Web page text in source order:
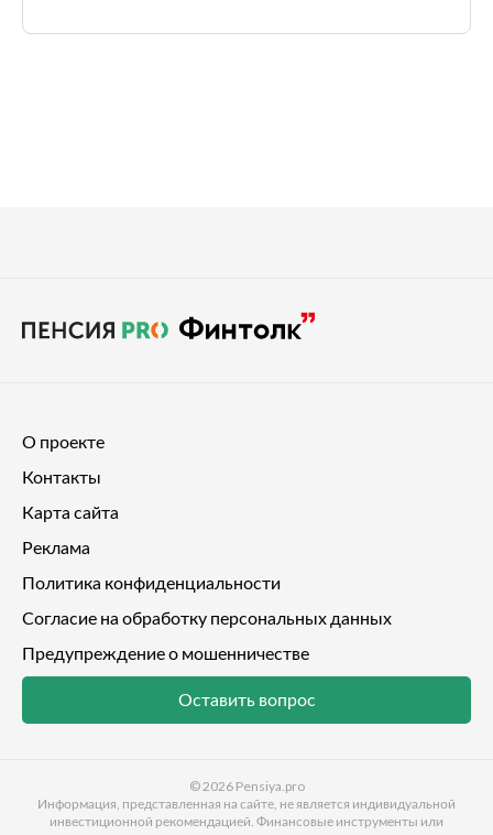
О проекте
Контакты
Карта сайта
Реклама
Политика конфиденциальности
Согласие на обработку персональных данных
Предупреждение о мошенничестве
Оставить вопрос
© 2026 Pensiya.pro
Информация, представленная на сайте, не является индивидуальной
инвестиционной рекомендацией. Финансовые инструменты или